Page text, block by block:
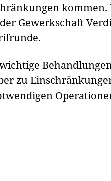
Gewerkschaft
zu